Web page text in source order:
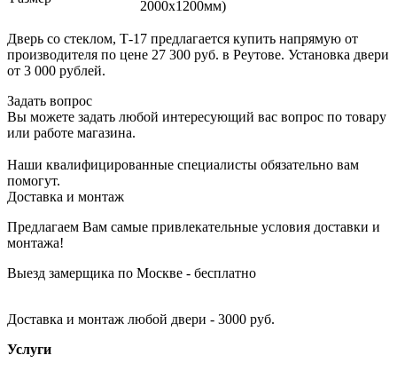
2000х1200мм)
Дверь со стеклом, Т-17 предлагается купить напрямую от
производителя по цене 27 300 руб. в Реутове. Установка двери
от 3 000 рублей.
Задать вопрос
Вы можете задать любой интересующий вас вопрос по товару
или работе магазина.
Наши квалифицированные специалисты обязательно вам
помогут.
Доставка и монтаж
Предлагаем Вам самые привлекательные условия доставки и
монтажа!
Выезд замерщика по Москве - бесплатно
Доставка и монтаж любой двери - 3000 руб.
Услуги